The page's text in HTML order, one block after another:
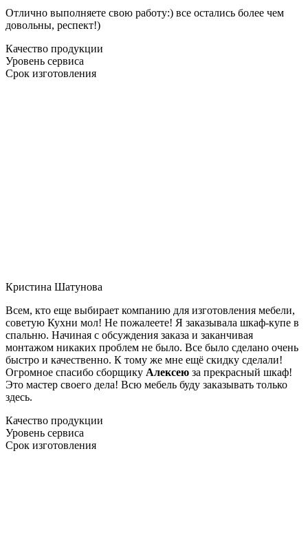
Отлично выполняете свою работу:) все остались более чем
довольны, респект!)
Качество продукции
Уровень сервиса
Срок изготовления
Кристина Шатунова
Всем, кто еще выбирает компанию для изготовления мебели,
советую Кухни мол! Не пожалеете! Я заказывала шкаф-купе в
спальню. Начиная с обсуждения заказа и заканчивая
монтажом никаких проблем не было. Все было сделано очень
быстро и качественно. К тому же мне ещё скидку сделали!
Огромное спасибо сборщику Алексею за прекрасный шкаф!
Это мастер своего дела! Всю мебель буду заказывать только
здесь.
Качество продукции
Уровень сервиса
Срок изготовления